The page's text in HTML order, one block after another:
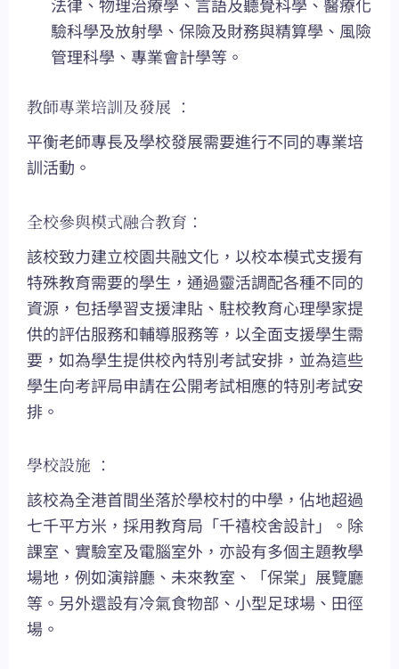
法律、物理治療學、言語及聽覺科學、醫療化
驗科學及放射學、保險及財務與精算學、風險
管理科學、專業會計學等。
教師專業培訓及發展 ：
平衡老師專長及學校發展需要進行不同的專業培
訓活動。
全校參與模式融合教育：
該校致力建立校園共融文化，以校本模式支援有
特殊教育需要的學生，通過靈活調配各種不同的
資源，包括學習支援津貼、駐校教育心理學家提
供的評估服務和輔導服務等，以全面支援學生需
要，如為學生提供校內特別考試安排，並為這些
學生向考評局申請在公開考試相應的特別考試安
排。
學校設施 ：
該校為全港首間坐落於學校村的中學，佔地超過
七千平方米，採用教育局「千禧校舍設計」。除
課室、實驗室及電腦室外，亦設有多個主題教學
場地，例如演辯廳、未來教室、「保棠」展覽廳
等。另外還設有冷氣食物部、小型足球場、田徑
場。